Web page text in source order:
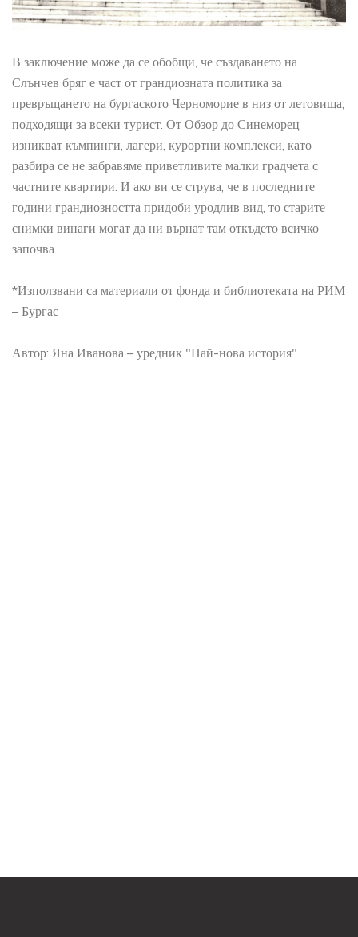
В заключение може да се обобщи, че създаването на
Слънчев бряг е част от грандиозната политика за
превръщането на бургаското Черноморие в низ от летовища,
подходящи за всеки турист. От Обзор до Синеморец
изникват къмпинги, лагери, курортни комплекси, като
разбира се не забравяме приветливите малки градчета с
частните квартири. И ако ви се струва, че в последните
години грандиозността придоби уродлив вид, то старите
снимки винаги могат да ни върнат там откъдето всичко
започва.
*Използвани са материали от фонда и библиотеката на РИМ
– Бургас
Автор: Яна Иванова – уредник "Най-нова история"